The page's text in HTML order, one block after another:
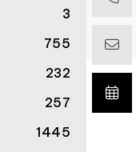
3
755
232
257
1445